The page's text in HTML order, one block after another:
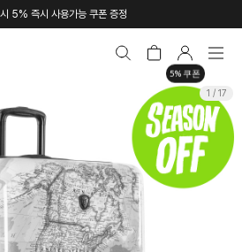
5% 즉시 사용가능 쿠폰 증정
5% 쿠폰
1 / 17